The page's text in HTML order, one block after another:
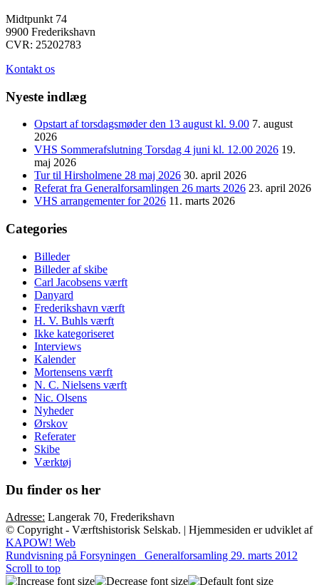
Midtpunkt 74
9900 Frederikshavn
CVR: 25202783
Kontakt os
Nyeste indlæg
Opstart af torsdagsmøder den 13 august kl. 9.00 7. august
2026
VHS Sommerafslutning Torsdag 4 juni kl. 12.00 2026 19.
maj 2026
Tur til Hirsholmene 28 maj 2026 30. april 2026
Referat fra Generalforsamlingen 26 marts 2026 23. april 2026
VHS arrangementer for 2026 11. marts 2026
Categories
Billeder
Billeder af skibe
Carl Jacobsens værft
Danyard
Frederikshavn værft
H. V. Buhls værft
Ikke kategoriseret
Interviews
Kalender
Mortensens værft
N. C. Nielsens værft
Nic. Olsens
Nyheder
Ørskov
Referater
Skibe
Værktøj
Du finder os her
Adresse: Langerak 70, Frederikshavn
© Copyright - Værftshistorisk Selskab. | Hjemmesiden er udviklet af
KAPOW! Web
Rundvisning på Forsyningen
Generalforsamling 29. marts 2012
Scroll to top